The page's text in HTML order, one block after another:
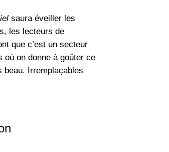
saura éveiller les
les lecteurs de
que c’est un secteur
on donne à goûter ce
beau. Irremplaçables